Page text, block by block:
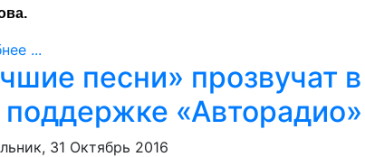
...
песни» прозвучат
поддержке «Авторадио»
31 Октябрь 2016